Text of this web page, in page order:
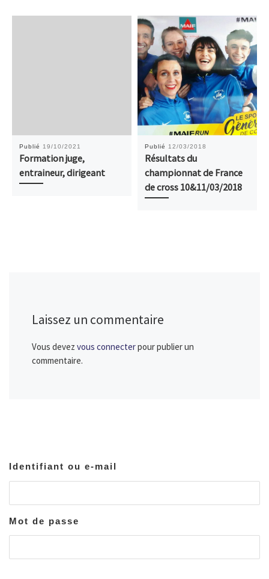
Publié 19/10/2021
Formation juge,
entraineur, dirigeant
Publié 12/03/2018
Résultats du
championnat de France
de cross 10&11/03/2018
Laissez un commentaire
Vous devez vous connecterpour publier un
commentaire.
Identifiant ou e-mail
Mot de passe